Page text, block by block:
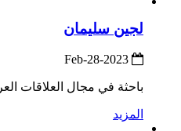
لجين سليمان
باحثة في مجال العلاقات
المزيد